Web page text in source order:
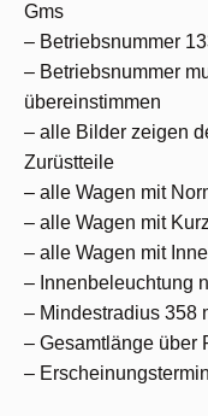
Gms
– Betriebsnummer
– Betriebsnummer
übereinstimmen
– alle Bilder zeigen
Zurüstteile
– alle Wagen mit
– alle Wagen mit
– alle Wagen mit
– Innenbeleuchtung
– Mindestradius 358
– Gesamtlänge über
–